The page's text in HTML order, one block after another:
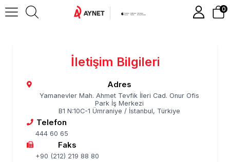
0
İletişim Bilgileri
Adres
Yamanevler Mah. Ahmet Tevfik İleri Cad. Onur Ofis
Park İş Merkezi
B1 N:10C-1 Ümraniye / İstanbul, Türkiye
Telefon
444 60 65
Faks
+90 (212) 219 88 80